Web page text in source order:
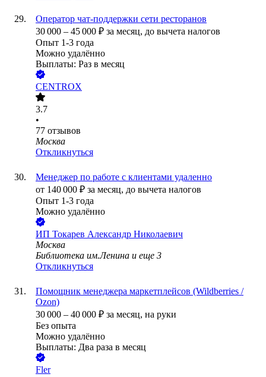
Оператор чат-поддержки сети ресторанов
30 000 – 45 000 ₽ за месяц, до вычета налогов
Опыт 1-3 года
Можно удалённо
Выплаты: Раз в месяц
CENTROX
3.7
•
77 отзывов
Москва
Откликнуться
Менеджер по работе с клиентами удаленно
от 140 000 ₽ за месяц, до вычета налогов
Опыт 1-3 года
Можно удалённо
ИП Токарев Александр Николаевич
Москва
Библиотека им.Ленина и еще 3
Откликнуться
Помощник менеджера маркетплейсов (Wildberries /
Ozon)
30 000 – 40 000 ₽ за месяц, на руки
Без опыта
Можно удалённо
Выплаты: Два раза в месяц
Fler